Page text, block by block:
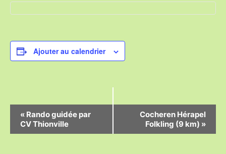
Ajouter au calendrier
a
« Rando guidée par
CV Thionville
Cocheren Hérapel
Folkling (9 km) »